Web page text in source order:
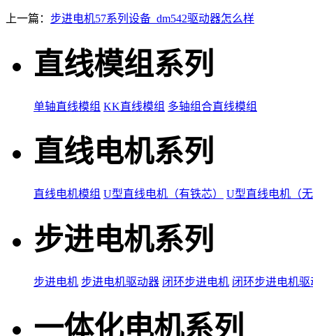
上一篇： 步进电机57系列设备_dm542驱动器怎么样
直线模组系列
单轴直线模组 KK直线模组 多轴组合直线模组
直线电机系列
直线电机模组 U型直线电机（有铁芯） U型直线电机（
步进电机系列
步进电机 步进电机驱动器 闭环步进电机 闭环步进电机驱
一体化电机系列